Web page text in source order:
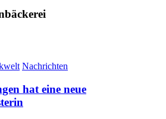
Nachrichten
hat eine neue